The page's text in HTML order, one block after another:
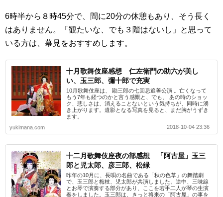
6時半から８時45分で、間に20分の休憩もあり、そう長く
はありません。「観たいな、でも３階はないし」と思って
いる方は、幕見をおすすめします。
十月歌舞伎座感想 仁左衛門の助六が美し
い、玉三郎、彌十郎で充実
10月歌舞伎座は、 勘三郎の七回忌追善公演 。亡くなって
もう7年も経つのかと言う感慨と、でも、 あの時のショッ
ク、悲しさは、消えることないという気持ちが、同時に湧
き上がります。遺影となる写真を見ると、まだ胸がうずき
ます。
yukimana.com
2018-10-04 23:36
十二月歌舞伎座夜の部感想 「阿古屋」玉三
郎と児太郎、彦三郎、松緑
昨年の10月に、長唄の名曲である「秋の色草」の舞踏劇
で、玉三郎と梅枝、児太郎が共演しました。途中、三味線
とお琴で演奏する部分があり、ここを若手二人が琴の生演
奏をしました。玉三郎は、きっと将来の「阿古屋」の事を